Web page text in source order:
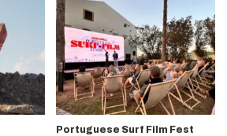
Portuguese Surf Film Fest